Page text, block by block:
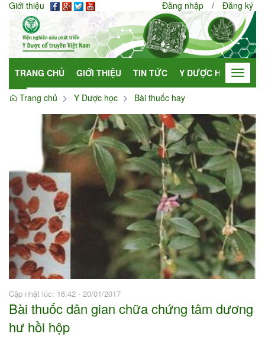
Giới thiệu Đăng nhập / Đăng ký
TRANG CHỦ GIỚI THIỆU TIN TỨC Y DƯỢC HỌC Toggle
Trang chủ
Y Dược học Bài thuốc hay
Cập nhật lúc: 16:42 - 20/01/2017
Bài thuốc dân gian chữa chứng tâm dương
hư hồi hộp